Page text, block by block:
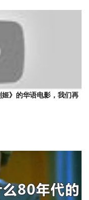
姬》的华语电影，我们再